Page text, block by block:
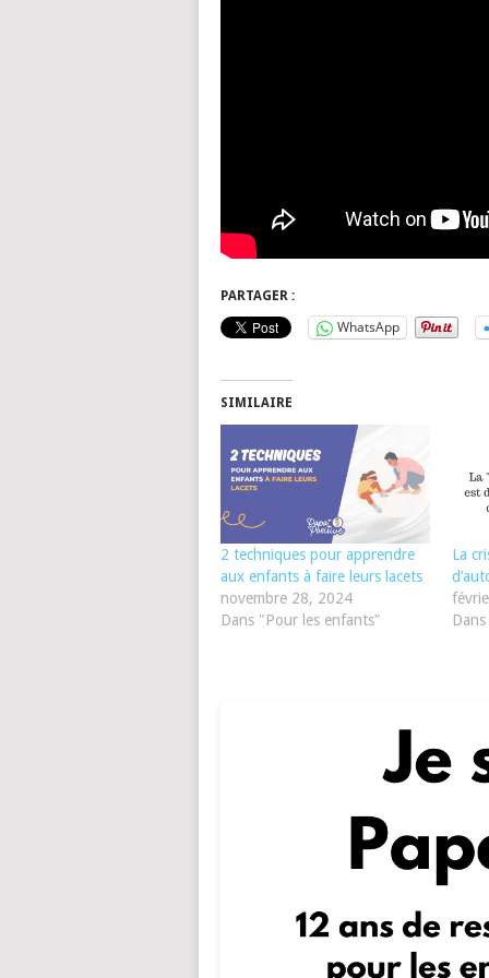
PARTAGER :
WhatsApp
SIMILAIRE
2 techniques pour apprendre
aux enfants à faire leurs lacets
novembre 28, 2024
Dans "Pour les enfants"
La